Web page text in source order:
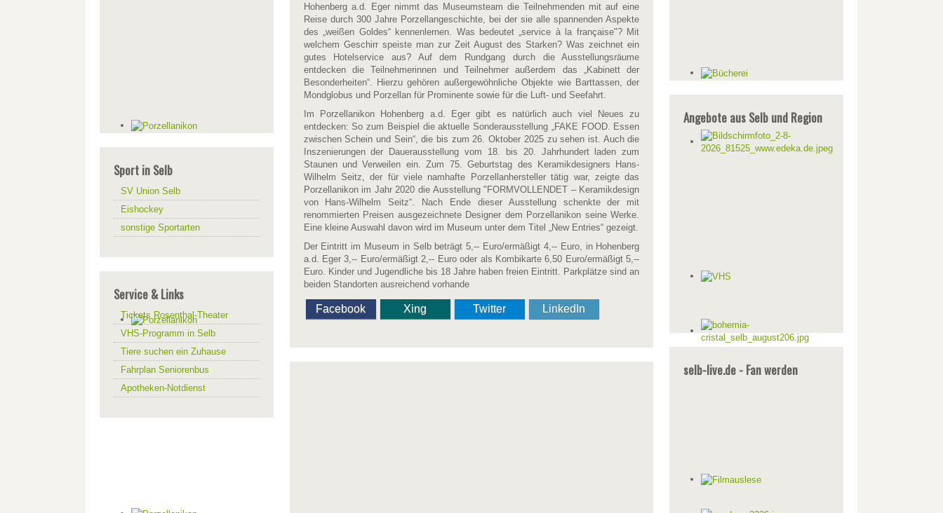
Sport in Selb
SV Union Selb
Eishockey
sonstige Sportarten
Service & Links
Tickets Rosenthal-Theater
VHS-Programm in Selb
Tiere suchen ein Zuhause
Fahrplan Seniorenbus
Apotheken-Notdienst
Hohenberg a.d. Eger nimmt das Museumsteam die Teilnehmenden mit auf eine
Reise durch 300 Jahre Porzellangeschichte, bei der sie alle spannenden Aspekte
des „weißen Goldes“ kennenlernen. Was bedeutet „service à la française"? Mit
welchem Geschirr speiste man zur Zeit August des Starken? Was zeichnet ein
gutes Hotelservice aus? Auf dem Rundgang durch die Ausstellungsräume
entdecken die Teilnehmerinnen und Teilnehmer außerdem das „Kabinett der
Besonderheiten“. Hierzu gehören außergewöhnliche Objekte wie Barttassen, der
Mondglobus und Porzellan für Prominente sowie für die Luft- und Seefahrt.
Im Porzellanikon Hohenberg a.d. Eger gibt es natürlich auch viel Neues zu
entdecken: So zum Beispiel die aktuelle Sonderausstellung „FAKE FOOD. Essen
zwischen Schein und Sein“, die bis zum 26. Oktober 2025 zu sehen ist. Auch die
Inszenierungen der Dauerausstellung vom 18. bis 20. Jahrhundert laden zum
Staunen und Verweilen ein. Zum 75. Geburtstag des Keramikdesigners Hans-
Wilhelm Seitz, der für viele namhafte Porzellanhersteller tätig war, zeigte das
Porzellanikon im Jahr 2020 die Ausstellung "FORMVOLLENDET – Keramikdesign
von Hans-Wilhelm Seitz“. Nach Ende dieser Ausstellung schenkte der mit
renommierten Preisen ausgezeichnete Designer dem Porzellanikon seine Werke.
Eine kleine Auswahl davon wird im Museum unter dem Titel „New Entries“ gezeigt.
Der Eintritt im Museum in Selb beträgt 5,-- Euro/ermäßigt 4,-- Euro, in Hohenberg
a.d. Eger 3,-- Euro/ermäßigt 2,-- Euro oder als Kombikarte 6,50 Euro/ermäßigt 5,--
Euro. Kinder und Jugendliche bis 18 Jahre haben freien Eintritt. Parkplätze sind an
beiden Standorten ausreichend vorhande
Facebook Xing Twitter LinkedIn
Angebote aus Selb und Region
selb-live.de - Fan werden